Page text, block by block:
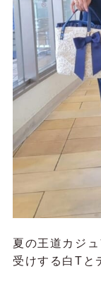
夏の王道カジ
受けする白Tと